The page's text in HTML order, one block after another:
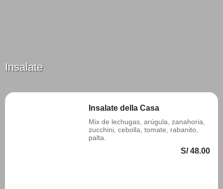
Insalate
Insalate della Casa
Mix de lechugas, arúgula, zanahoria,
zucchini, cebolla, tomate, rabanito,
palta.
S/ 48.00